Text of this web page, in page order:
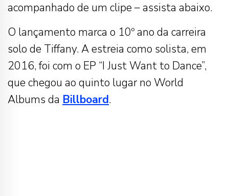
acompanhado de um clipe – assista abaixo.
O lançamento marca o 10º ano da carreira
solo de Tiffany. A estreia como solista, em
2016, foi com o EP “I Just Want to Dance”,
que chegou ao quinto lugar no World
Albums da Billboard.